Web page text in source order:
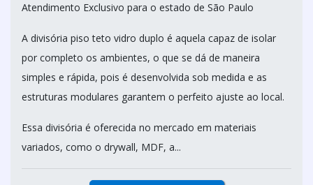
Atendimento Exclusivo para o estado de São Paulo
A divisória piso teto vidro duplo é aquela capaz de isolar
por completo os ambientes, o que se dá de maneira
simples e rápida, pois é desenvolvida sob medida e as
estruturas modulares garantem o perfeito ajuste ao local.
Essa divisória é oferecida no mercado em materiais
variados, como o drywall, MDF, a...